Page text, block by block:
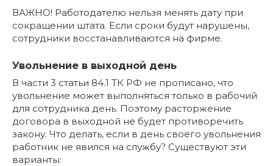
ВАЖНО! Работодателю нельзя менять дату при
сокращении штата. Если сроки будут нарушены,
сотрудники восстанавливаются на фирме.
Увольнение в выходной день
В части 3 статьи 84.1 ТК РФ не прописано, что
увольнение может выполняться только в рабочий
для сотрудника день. Поэтому расторжение
договора в выходной не будет противоречить
закону. Что делать, если в день своего увольнения
работник не явился на службу? Существуют эти
варианты: